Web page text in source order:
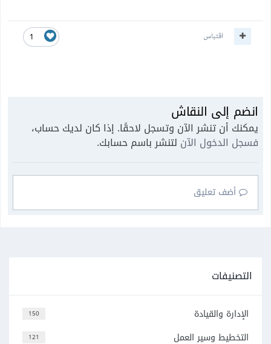
1 اقتباس
انضم إلى النقاش
يمكنك أن تنشر الآن وتسجل لاحقًا. إذا كان لديك حساب،
فسجل الدخول الآن لتنشر باسم حسابك.
أضف تعليق
التصنيفات
150 الإدارة والقيادة
121 التخطيط وسير العمل